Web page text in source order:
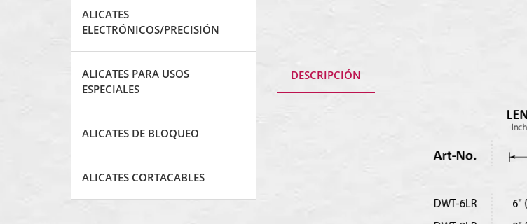
ALICATES
ELECTRÓNICOS/PRECISIÓN
ALICATES PARA USOS
ESPECIALES
ALICATES DE BLOQUEO
ALICATES CORTACABLES
DESCRIPCIÓN